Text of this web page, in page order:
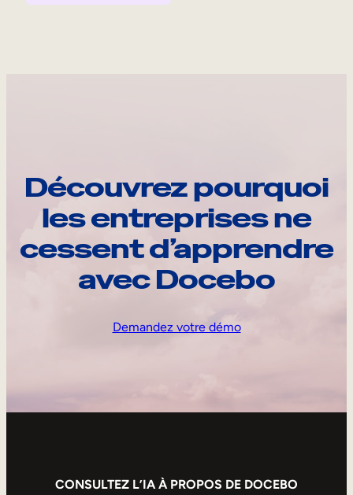
Découvrez pourquoi
les entreprises ne
cessent d’apprendre
avec Docebo
Demandez votre démo
CONSULTEZ L’IA À PROPOS DE DOCEBO